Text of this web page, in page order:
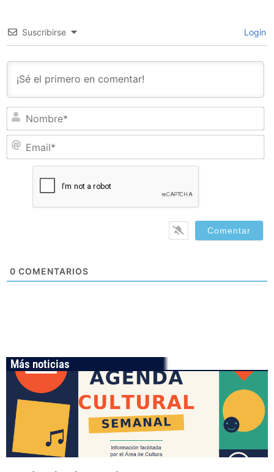
Suscribirse Login
0 COMENTARIOS
Más noticias